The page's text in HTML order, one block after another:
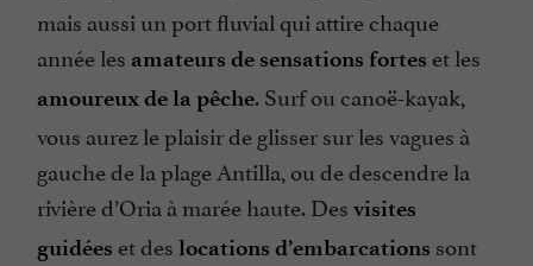
mais aussi un port fluvial qui attire chaque
année les amateurs de sensations fortes et les
amoureux de la pêche. Surf ou canoë-kayak,
vous aurez le plaisir de glisser sur les vagues à
gauche de la plage Antilla, ou de descendre la
rivière d’Oria à marée haute. Des visites
guidées et des locations d’embarcations sont